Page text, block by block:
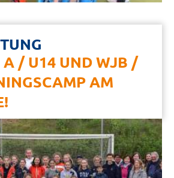
A / U14 UND WJB /
AM